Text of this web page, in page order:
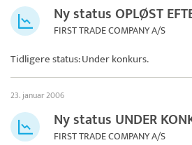
Ny status OPLØST
FIRST TRADE COMPANY A/S
Tidligere status: Under konkurs.
23. januar 2006
Ny status UNDER
FIRST TRADE COMPANY A/S